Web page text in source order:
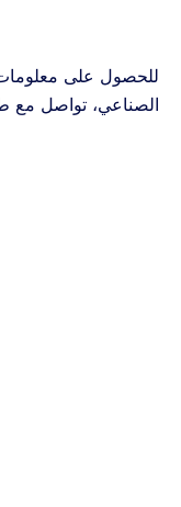
للحصول على
الصناعي، تواصل مع